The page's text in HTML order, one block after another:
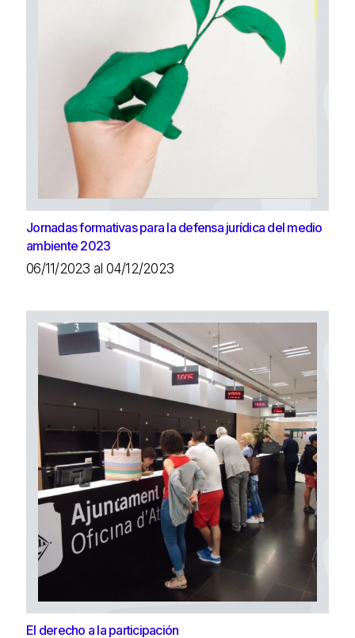
Jornadas formativas para la defensa jurídica del medio
ambiente 2023
06/11/2023 al 04/12/2023
El derecho a la participación